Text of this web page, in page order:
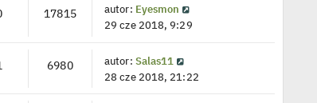
17815 autor: Eyesmon
29 cze 2018, 9:29
6980 autor: Salas11
28 cze 2018, 21:22